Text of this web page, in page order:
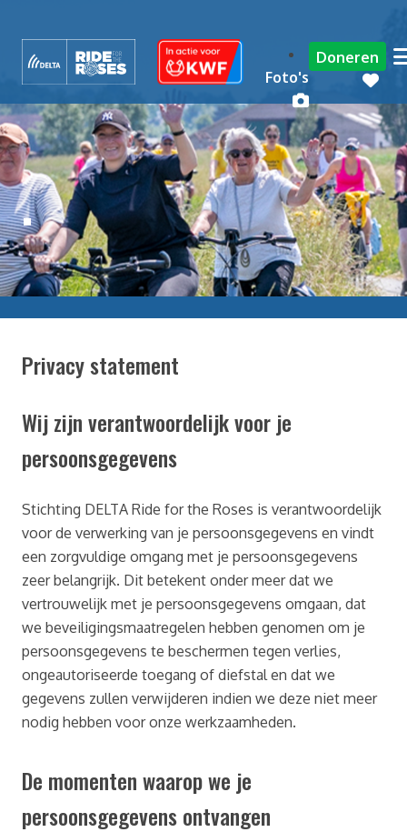
Foto's
Doneren
.
Privacy statement
Wij zijn verantwoordelijk voor je
persoonsgegevens
Stichting DELTA Ride for the Roses is verantwoordelijk
voor de verwerking van je persoonsgegevens en vindt
een zorgvuldige omgang met je persoonsgegevens
zeer belangrijk. Dit betekent onder meer dat we
vertrouwelijk met je persoonsgegevens omgaan, dat
we beveiligingsmaatregelen hebben genomen om je
persoonsgegevens te beschermen tegen verlies,
ongeautoriseerde toegang of diefstal en dat we
gegevens zullen verwijderen indien we deze niet meer
nodig hebben voor onze werkzaamheden.
De momenten waarop we je
persoonsgegevens ontvangen